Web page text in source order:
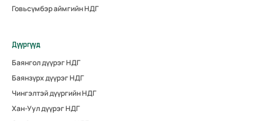
Говьсүмбэр аймгийн НДГ
Дүүргүүд
Баянгол дүүрэг НДГ
Баянзүрх дүүрэг НДГ
Чингэлтэй дүүргийн НДГ
Хан-Уул дүүрэг НДГ